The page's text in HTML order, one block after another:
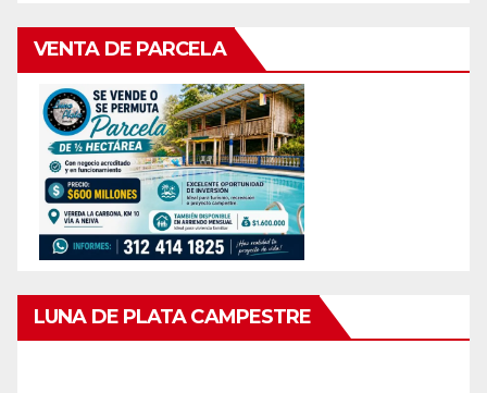
VENTA DE PARCELA
LUNA DE PLATA CAMPESTRE